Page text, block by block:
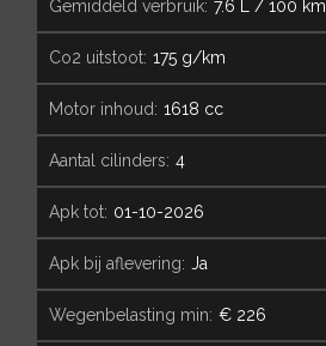
gemiddeld verbruik: 7.6 L / 100 km
co2 uitstoot: 175 g/km
motor inhoud: 1618 cc
aantal cilinders: 4
apk tot: 01-10-2026
apk bij aflevering: Ja
wegenbelasting min: € 226